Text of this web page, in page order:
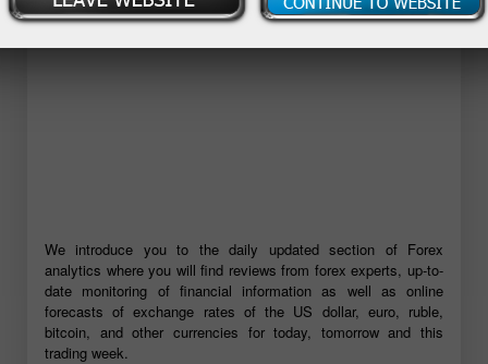
We introduce you to the daily updated section of Forex
analytics where you will find reviews from forex experts, up-to-
date monitoring of financial information as well as online
forecasts of exchange rates of the US dollar, euro, ruble,
bitcoin, and other currencies for today, tomorrow and this
trading week.